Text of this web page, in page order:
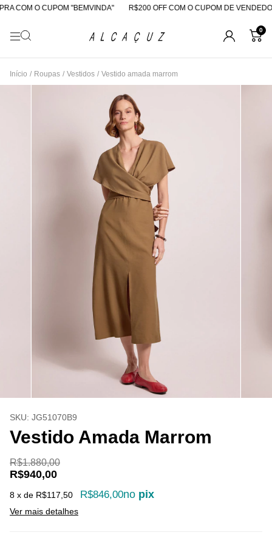
COM O CUPOM "BEMVINDA" R$200 OFF COM O CUPOM DE
0
Início / Roupas / Vestidos / Vestido amada marrom
SKU: JG51070B9
Vestido Amada Marrom
R$1.880,00
R$940,00
8 x de R$117,50 R$846,00no pix
Ver mais detalhes